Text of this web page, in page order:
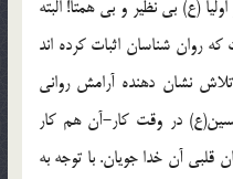
اوليا (ع) بي نظير و بي همتا! البته
روان شناسان اثبات کرده اند
نشان دهنده آرامش رواني
در وقت کار-آن هم کار
قلبي آن خدا جويان. با توجه به